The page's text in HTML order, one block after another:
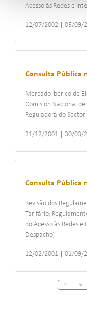
Acesso às Redes e
12/07/2002 05/09/
Consulta Pública
Mercado Ibérico de
Comisión Nacional
Reguladora do Sector
21/12/2001 30/03/
Consulta Pública
Revisão dos
Tarifário,
do Acesso às Redes
Despacho)
12/02/2001 01/09/
« Previous
6